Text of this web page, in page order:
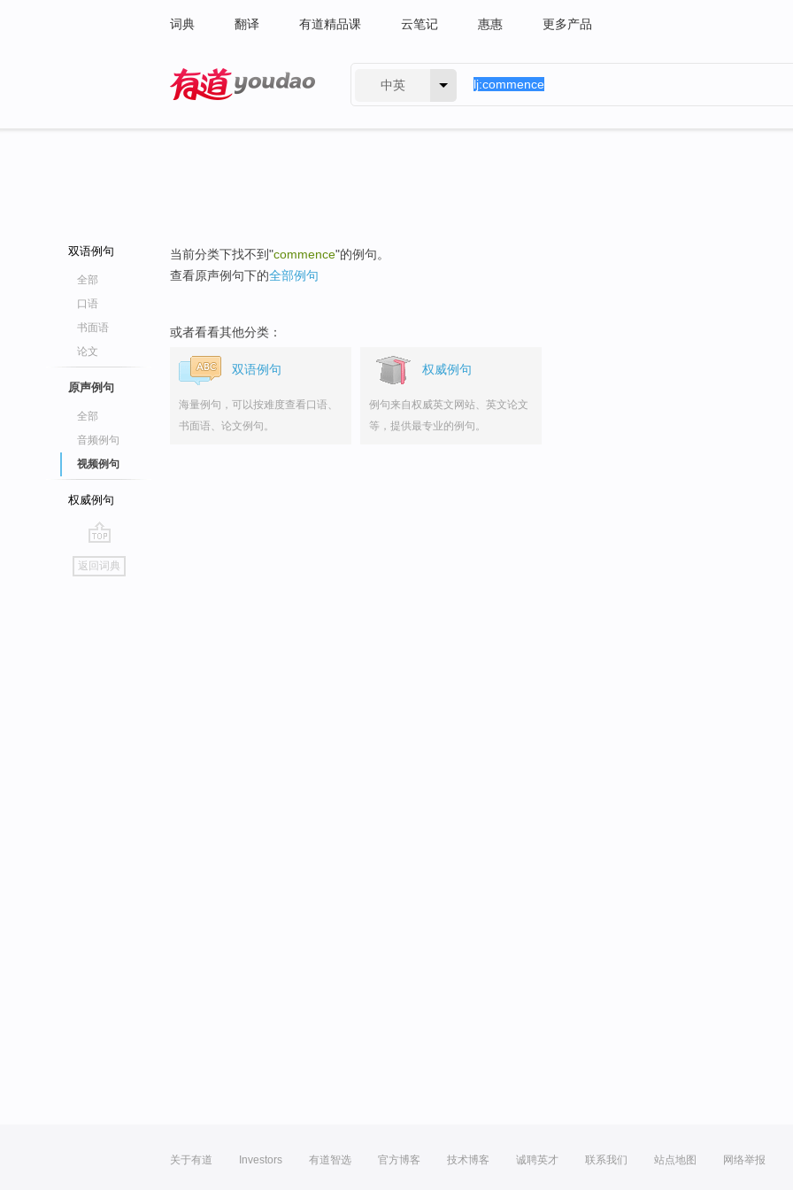
词典 翻译 有道精品课 云笔记 惠惠 更多产品
中英
双语例句
全部
口语
书面语
论文
原声例句
全部
音频例句
视频例句
权威例句
go
top
返回词典
当前分类下找不到"commence"的例句。
查看原声例句下的全部例句
或者看看其他分类：
双语例句
海量例句，可以按难度查看口语、
书面语、论文例句。
权威例句
例句来自权威英文网站、英文论文
等，提供最专业的例句。
关于有道 Investors 有道智选 官方博客 技术博客 诚聘英才 联系我们 站点地图 网络举报